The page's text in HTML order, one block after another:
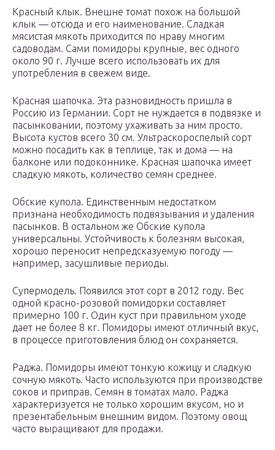
Красный клык. Внешне томат похож на большой
клык — отсюда и его наименование. Сладкая
мясистая мякоть приходится по нраву многим
садоводам. Сами помидоры крупные, вес одного
около 90 г. Лучше всего использовать их для
употребления в свежем виде.
Красная шапочка. Эта разновидность пришла в
Россию из Германии. Сорт не нуждается в подвязке и
пасынковании, поэтому ухаживать за ним просто.
Высота кустов всего 30 см. Ультраскороспелый сорт
можно посадить как в теплице, так и дома — на
балконе или подоконнике. Красная шапочка имеет
сладкую мякоть, количество семян среднее.
Обские купола. Единственным недостатком
признана необходимость подвязывания и удаления
пасынков. В остальном же Обские купола
универсальны. Устойчивость к болезням высокая,
хорошо переносит непредсказуемую погоду —
например, засушливые периоды.
Супермодель. Появился этот сорт в 2012 году. Вес
одной красно-розовой помидорки составляет
примерно 100 г. Один куст при правильном уходе
дает не более 8 кг. Помидоры имеют отличный вкус,
в процессе приготовления блюд он сохраняется.
Раджа. Помидоры имеют тонкую кожицу и сладкую
сочную мякоть. Часто используются при производстве
соков и приправ. Семян в томатах мало. Раджа
характеризуется не только хорошим вкусом, но и
презентабельным внешним видом. Поэтому овощ
часто выращивают для продажи.